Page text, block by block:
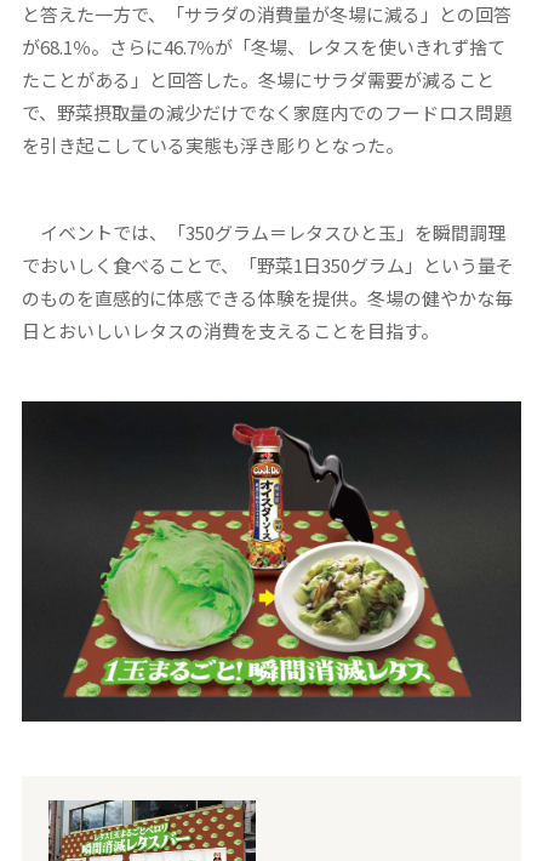
と答えた一方で、「サラダの消費量が冬場に減る」との回答
が68.1％。さらに46.7％が「冬場、レタスを使いきれず捨て
たことがある」と回答した。冬場にサラダ需要が減ること
で、野菜摂取量の減少だけでなく家庭内でのフードロス問題
を引き起こしている実態も浮き彫りとなった。
イベントでは、「350グラム＝レタスひと玉」を瞬間調理
でおいしく食べることで、「野菜1日350グラム」という量そ
のものを直感的に体感できる体験を提供。冬場の健やかな毎
日とおいしいレタスの消費を支えることを目指す。